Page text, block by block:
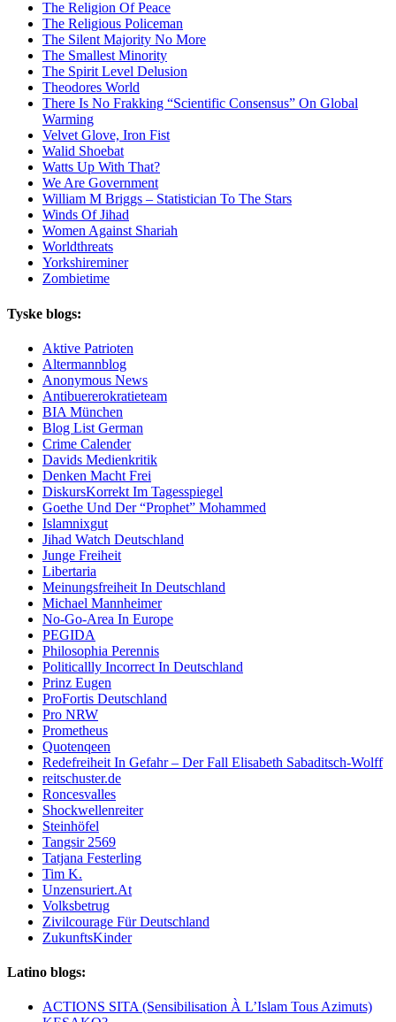
The Religion Of Peace
The Religious Policeman
The Silent Majority No More
The Smallest Minority
The Spirit Level Delusion
Theodores World
There Is No Frakking “Scientific Consensus” On Global
Warming
Velvet Glove, Iron Fist
Walid Shoebat
Watts Up With That?
We Are Government
William M Briggs – Statistician To The Stars
Winds Of Jihad
Women Against Shariah
Worldthreats
Yorkshireminer
Zombietime
Tyske blogs:
Aktive Patrioten
Altermannblog
Anonymous News
Antibuererokratieteam
BIA München
Blog List German
Crime Calender
Davids Medienkritik
Denken Macht Frei
DiskursKorrekt Im Tagesspiegel
Goethe Und Der “Prophet” Mohammed
Islamnixgut
Jihad Watch Deutschland
Junge Freiheit
Libertaria
Meinungsfreiheit In Deutschland
Michael Mannheimer
No-Go-Area In Europe
PEGIDA
Philosophia Perennis
Politicallly Incorrect In Deutschland
Prinz Eugen
ProFortis Deutschland
Pro NRW
Prometheus
Quotenqeen
Redefreiheit In Gefahr – Der Fall Elisabeth Sabaditsch-Wolff
reitschuster.de
Roncesvalles
Shockwellenreiter
Steinhöfel
Tangsir 2569
Tatjana Festerling
Tim K.
Unzensuriert.At
Volksbetrug
Zivilcourage Für Deutschland
ZukunftsKinder
Latino blogs:
ACTIONS SITA (Sensibilisation À L’Islam Tous Azimuts)